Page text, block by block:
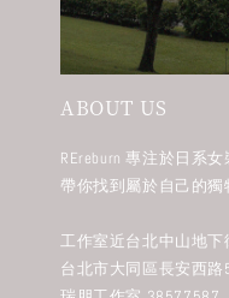
ABOUT US
REreburn 專注於日系
帶你找到屬於自己的獨
工作室近台北中山地下
台北市大同區長安西路